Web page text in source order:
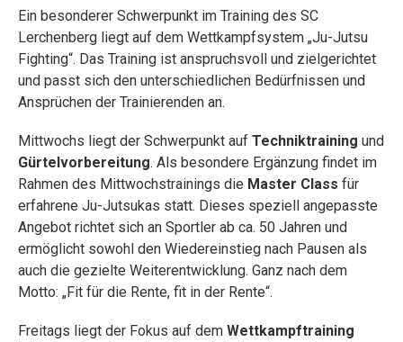
Ein besonderer Schwerpunkt im Training des SC
Lerchenberg liegt auf dem Wettkampfsystem „Ju-Jutsu
Fighting“. Das Training ist anspruchsvoll und zielgerichtet
und passt sich den unterschiedlichen Bedürfnissen und
Ansprüchen der Trainierenden an.
Mittwochs liegt der Schwerpunkt auf Techniktraining und
Gürtelvorbereitung. Als besondere Ergänzung findet im
Rahmen des Mittwochstrainings die Master Class für
erfahrene Ju-Jutsukas statt. Dieses speziell angepasste
Angebot richtet sich an Sportler ab ca. 50 Jahren und
ermöglicht sowohl den Wiedereinstieg nach Pausen als
auch die gezielte Weiterentwicklung. Ganz nach dem
Motto: „Fit für die Rente, fit in der Rente“.
Freitags liegt der Fokus auf dem Wettkampftraining